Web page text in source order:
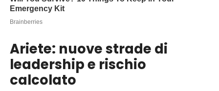
Ariete: nuove strade di
leadership e rischio
calcolato